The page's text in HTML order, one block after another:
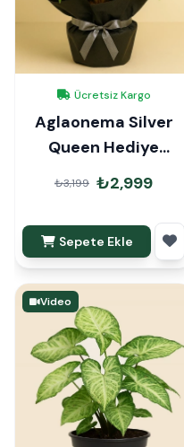
Ücretsiz Kargo
Aglaonema Silver
Queen Hediye
Paketli
₺3,199 ₺2,999
Sepete Ekle
Video